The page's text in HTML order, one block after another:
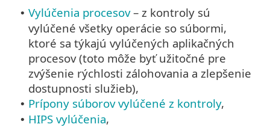
• Vylúčenia procesov– z kontroly sú
vylúčené všetky operácie so súbormi,
ktoré sa týkajú vylúčených aplikačných
procesov (toto môže byť užitočné pre
zvýšenie rýchlosti zálohovania a zlepšenie
dostupnosti služieb),
• Prípony súborov vylúčené z kontroly,
• HIPS vylúčenia,